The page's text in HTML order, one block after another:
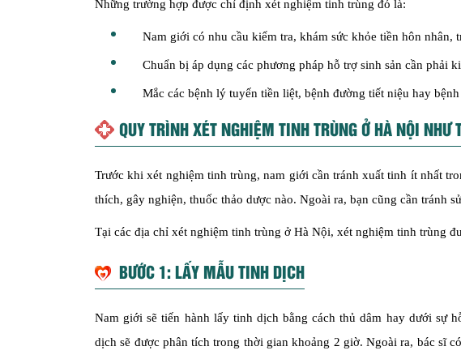
Những trường hợp được chỉ định xét nghiệm tinh trùng đó là:
Nam giới có nhu cầu kiểm tra, khám sức khỏe tiền hôn nhân,
Chuẩn bị áp dụng các phương pháp hỗ trợ sinh sản cần phải
Mắc các bệnh lý tuyến tiền liệt, bệnh đường tiết niệu hay
QUY TRÌNH XÉT NGHIỆM TINH TRÙNG Ở HÀ NỘI NHƯ
Trước khi xét nghiệm tinh trùng, nam giới cần tránh xuất tinh ít nhất
thích, gây nghiện, thuốc thảo dược nào. Ngoài ra, bạn cũng cần tránh
Tại các địa chỉ xét nghiệm tinh trùng ở Hà Nội, xét nghiệm tinh trùng
BƯỚC 1: LẤY MẪU TINH DỊCH
Nam giới sẽ tiến hành lấy tinh dịch bằng cách thủ dâm hay dưới sự
dịch sẽ được phân tích trong thời gian khoảng 2 giờ. Ngoài ra, bác sĩ